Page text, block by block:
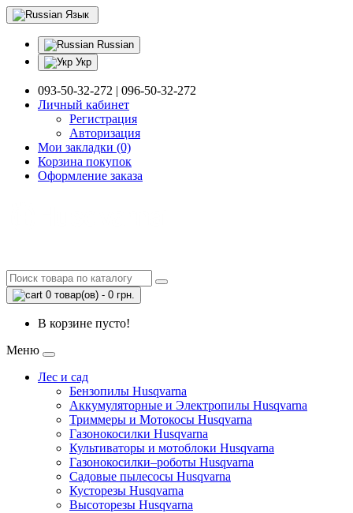
Язык
Russian
Укр
093-50-32-272 | 096-50-32-272
Личный кабинет
Регистрация
Авторизация
Мои закладки (0)
Корзина покупок
Оформление заказа
0 товар(ов) - 0 грн.
В корзине пусто!
Меню
Лес и сад
Бензопилы Husqvarna
Аккумуляторные и Электропилы Нusqvarna
Триммеры и Мотокосы Нusqvarna
Газонокосилки Husqvarna
Культиваторы и мотоблоки Husqvarna
Газонокосилки–роботы Husqvarna
Садовые пылесосы Husqvarna
Кусторезы Husqvarna
Высоторезы Husqvarna